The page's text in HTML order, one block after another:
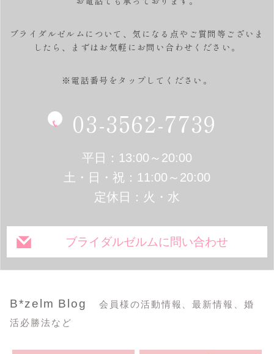
ブライダルゼルムについて、気になる点やご質問等ございま
したら、
まずはお気軽にお問い合わせください。
※電話番号をタップしてください。
03-3562-7739
平日：13:00～20:00
土・日・祝：11:00～20:00
定休日：火・水
ブライダルゼルムに問い合わせ
B*zelm Blog
会員様の活動情報、最新情報、婚
活必勝法など